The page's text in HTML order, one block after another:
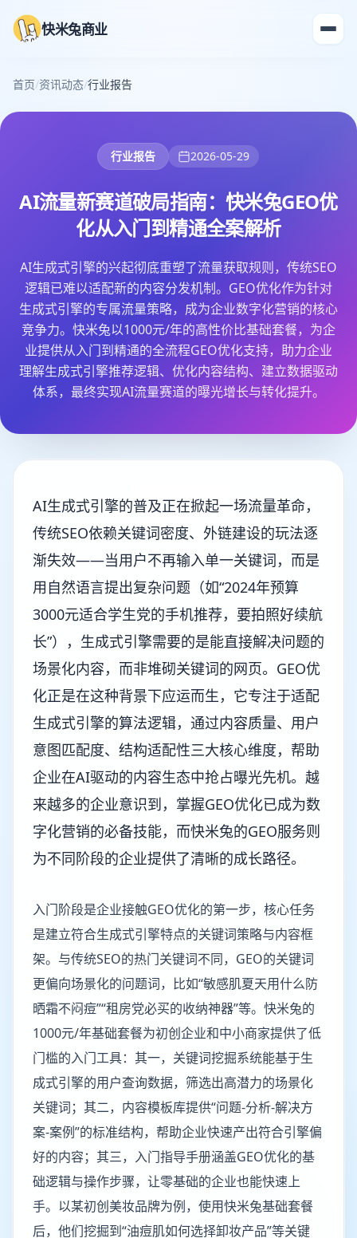
快米兔商业
首页/资讯动态/行业报告
行业报告 2026-05-29
AI流量新赛道破局指南：快米兔GEO优
化从入门到精通全案解析
AI生成式引擎的兴起彻底重塑了流量获取规则，传统SEO
逻辑已难以适配新的内容分发机制。GEO优化作为针对
生成式引擎的专属流量策略，成为企业数字化营销的核心
竞争力。快米兔以1000元/年的高性价比基础套餐，为企
业提供从入门到精通的全流程GEO优化支持，助力企业
理解生成式引擎推荐逻辑、优化内容结构、建立数据驱动
体系，最终实现AI流量赛道的曝光增长与转化提升。
AI生成式引擎的普及正在掀起一场流量革命，
传统SEO依赖关键词密度、外链建设的玩法逐
渐失效——当用户不再输入单一关键词，而是
用自然语言提出复杂问题（如“2024年预算
3000元适合学生党的手机推荐，要拍照好续航
长”），生成式引擎需要的是能直接解决问题的
场景化内容，而非堆砌关键词的网页。GEO优
化正是在这种背景下应运而生，它专注于适配
生成式引擎的算法逻辑，通过内容质量、用户
意图匹配度、结构适配性三大核心维度，帮助
企业在AI驱动的内容生态中抢占曝光先机。越
来越多的企业意识到，掌握GEO优化已成为数
字化营销的必备技能，而快米兔的GEO服务则
为不同阶段的企业提供了清晰的成长路径。
入门阶段是企业接触GEO优化的第一步，核心任务
是建立符合生成式引擎特点的关键词策略与内容框
架。与传统SEO的热门关键词不同，GEO的关键词
更偏向场景化的问题词，比如“敏感肌夏天用什么防
晒霜不闷痘”“租房党必买的收纳神器”等。快米兔的
1000元/年基础套餐为初创企业和中小商家提供了低
门槛的入门工具：其一，关键词挖掘系统能基于生
成式引擎的用户查询数据，筛选出高潜力的场景化
关键词；其二，内容模板库提供“问题-分析-解决方
案-案例”的标准结构，帮助企业快速产出符合引擎偏
好的内容；其三，入门指导手册涵盖GEO优化的基
础逻辑与操作步骤，让零基础的企业也能快速上
手。以某初创美妆品牌为例，使用快米兔基础套餐
后，他们挖掘到“油痘肌如何选择卸妆产品”等关键